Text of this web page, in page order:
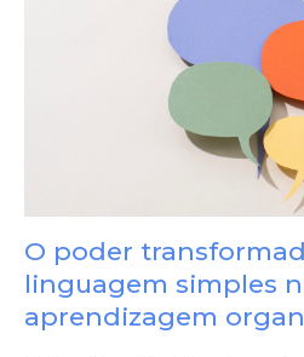
O poder
linguagem simples
aprendizagem